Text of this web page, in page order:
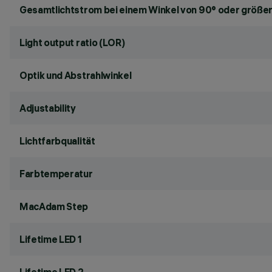
Gesamtlichtstrom bei einem Winkel von 90° oder
Light output ratio (LOR)
Optik und Abstrahlwinkel
Adjustability
Lichtfarbqualität
Farbtemperatur
MacAdam Step
Lifetime LED 1